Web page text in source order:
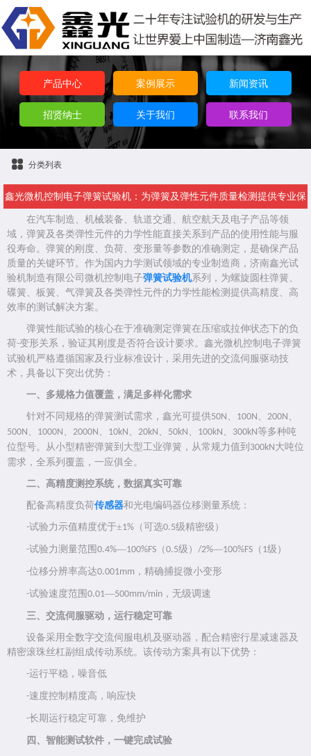
产品中心 案例展示 新闻资讯
招贤纳士 关于我们 联系我们
分类列表
鑫光微机控制电子弹簧试验机：为弹簧及弹性元件质量检测提供专业保
障
在汽车制造、机械装备、轨道交通、航空航天及电子产品等领
域，弹簧及各类弹性元件的力学性能直接关系到产品的使用性能与服
役寿命。弹簧的刚度、负荷、变形量等参数的准确测定，是确保产品
质量的关键环节。作为国内力学测试领域的专业制造商，济南鑫光试
验机制造有限公司微机控制电子弹簧试验机系列，为螺旋圆柱弹簧、
碟簧、板簧、气弹簧及各类弹性元件的力学性能检测提供高精度、高
效率的测试解决方案。
弹簧性能试验的核心在于准确测定弹簧在压缩或拉伸状态下的负
荷-变形关系，验证其刚度是否符合设计要求。鑫光微机控制电子弹簧
试验机严格遵循国家及行业标准设计，采用先进的交流伺服驱动技
术，具备以下突出优势：
一、多规格力值覆盖，满足多样化需求
针对不同规格的弹簧测试需求，鑫光可提供50N 、 100N 、 200N 、
500N 、 1000N 、 2000N 、 10kN 、 20kN 、 50kN 、 100kN 、 300kN等多种吨
位型号。从小型精密弹簧到大型工业弹簧，从常规力值到 300kN大吨位
需求，全系列覆盖，一应俱全。
二、高精度测控系统，数据真实可靠
配备高精度负荷传感器和光电编码器位移测量系统：
-试验力示值精度优于±1% （可选0.5级精密级）
-试验力测量范围 0.4%—100%FS （0.5级） /2%—100%FS （ 1级）
-位移分辨率高达0.001mm ，精确捕捉微小变形
-试验速度范围 0.01—500mm/min ，无级调速
三、交流伺服驱动，运行稳定可靠
设备采用全数字交流伺服电机及驱动器，配合精密行星减速器及
精密滚珠丝杠副组成传动系统。该传动方案具有以下优势：
-运行平稳，噪音低
-速度控制精度高，响应快
-长期运行稳定可靠，免维护
四、智能测试软件，一键完成试验